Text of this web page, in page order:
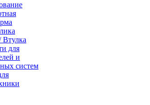
Втулка
для
и
систем